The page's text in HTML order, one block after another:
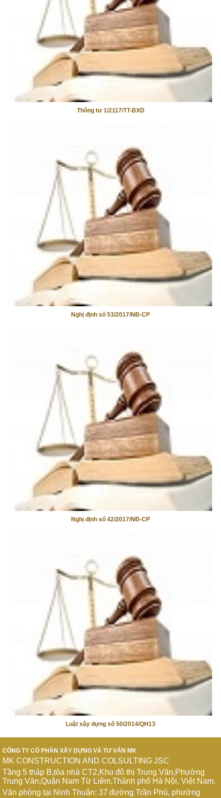
Thông tư 1/2117/TT-BXD
Nghị định số 53/2017/NĐ-CP
Nghị định số 42/2017/NĐ-CP
Luật xây dựng số 50/2014/QH13
CÔNG TY CỔ PHẦN XÂY DỰNG VÀ TƯ VẤN MK
MK CONSTRUCTION AND COLSULTING JSC
Tầng 5 tháp B,tòa nhà CT2,Khu đô thị Trung Văn,Phường
Trung Văn,Quận Nam Từ Liêm,Thành phố Hà Nội, Việt Nam.
Văn phòng tại Ninh Thuận: 37 đường Trần Phú, phường